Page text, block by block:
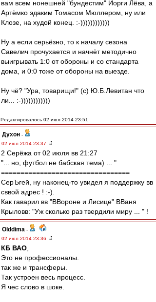
вам всем нонешней "бундестим" Йорги Лёва, а
Артёмко эдаким Томасом Мюллером, ну или
Клозе, на худой конец. :-))))))))))))
Ну а если серьёзно, то к началу сезона
Савелич прочухается и начнёт методично
выигрывать 1:0 от обороны и со стандарта
дома, и 0:0 тоже от обороны на выезде.
Ну чё? "Ура, товарищи!" (с) Ю.Б.Левитан что
ли... :-))))))))))))
Редактировалось 02 июл 2014 23:51
Духон -
02 июл 2014 23:37
2 Серёжа от 02 июля вв 21:27
"... но, футбол не бабская тема) ... "
=================================
СерЪгей, ну наконец-то увидел я поддержку вв
сввой адрес ! :-).
Как гаварил вв "ВВороне и Лисице" ВВаня
Крыловв: "Уж сколько раз твердили миру ... " !
Olddima -
02 июл 2014 23:36
КБ ВАО
Это не профессионалы.
так же и трансферы.
Так устроен весь процесс.
Я чес слово в шоке.